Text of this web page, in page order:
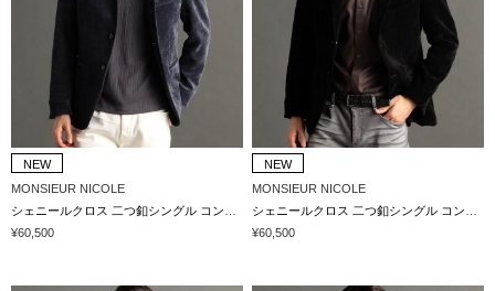
NEW
MONSIEUR NICOLE
シェニールクロス 二つ釦シングル コンバーチブルジャケット
¥60,500
NEW
MONSIEUR NICOLE
シェニールクロス 二つ釦シングル コンバーチブルジャケット
¥60,500